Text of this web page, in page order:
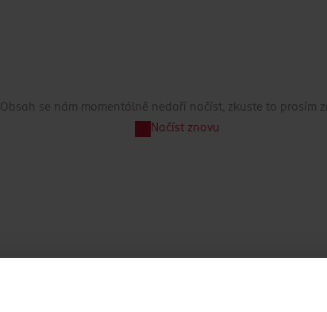
Obsah se nám momentálně nedaří načíst, zkuste to prosím
Načíst znovu